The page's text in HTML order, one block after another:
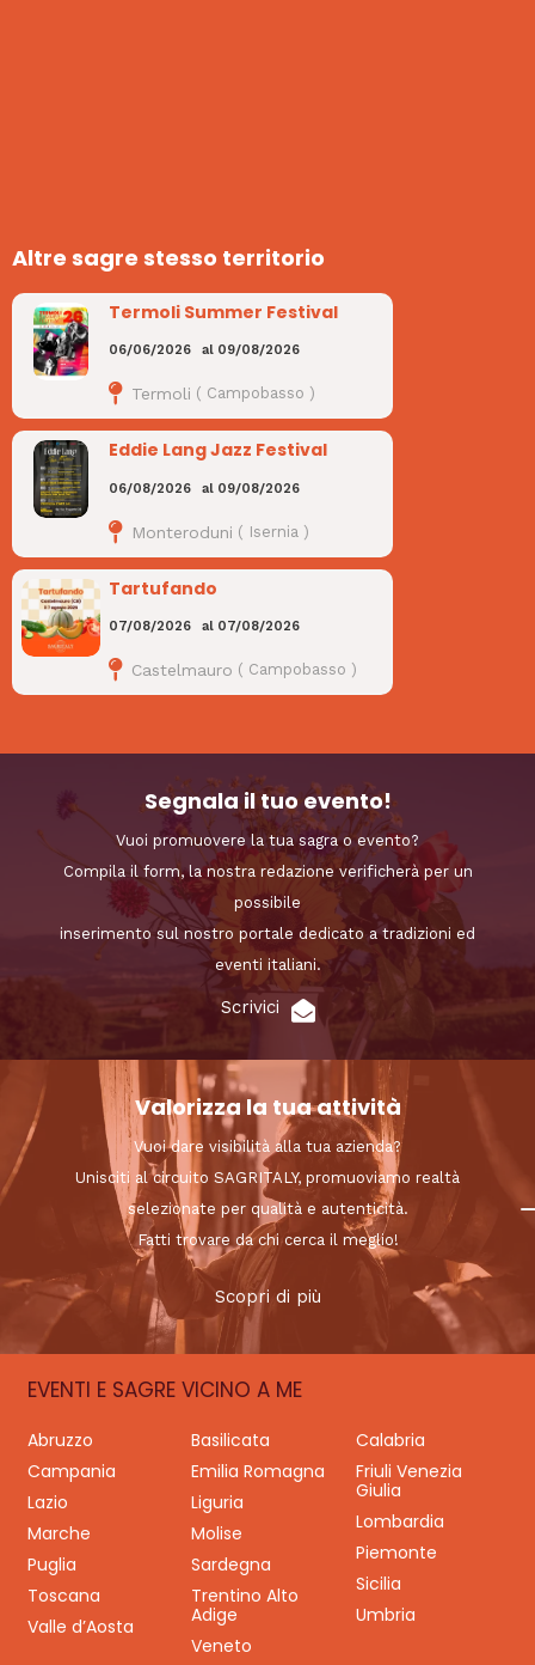
Altre sagre stesso territorio
Termoli Summer Festival
06/06/2026 al 09/08/2026
Termoli ( Campobasso )
Eddie Lang Jazz Festival
06/08/2026 al 09/08/2026
Monteroduni ( Isernia )
Tartufando
07/08/2026 al 07/08/2026
Castelmauro ( Campobasso )
Segnala il tuo evento!
Vuoi promuovere la tua sagra o evento?
Compila il form, la nostra redazione verificherà per un
possibile
inserimento sul nostro portale dedicato a tradizioni ed
eventi italiani.
Scrivici
Valorizza la tua attività
Vuoi dare visibilità alla tua azienda?
Unisciti al circuito SAGRITALY, promuoviamo realtà
selezionate per qualità e autenticità.
Fatti trovare da chi cerca il meglio!
Scopri di più
EVENTI E SAGRE VICINO A ME
Abruzzo Basilicata
Calabria
Campania
Emilia Romagna
Friuli Venezia
Giulia
Lazio
Liguria
Lombardia
Marche
Molise
Piemonte
Puglia
Sardegna
Sicilia
Toscana
Trentino Alto
Adige
Umbria
Valle d’Aosta
Veneto